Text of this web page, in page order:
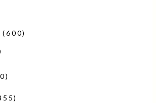
(600)